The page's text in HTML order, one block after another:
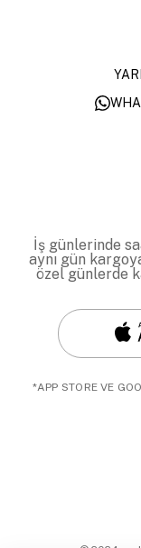
İş günlerinde
aynı gün
özel günlerde
*APP STORE VE